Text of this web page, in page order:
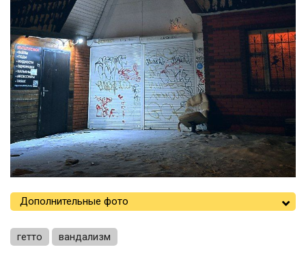
Дополнительные фото
гетто вандализм